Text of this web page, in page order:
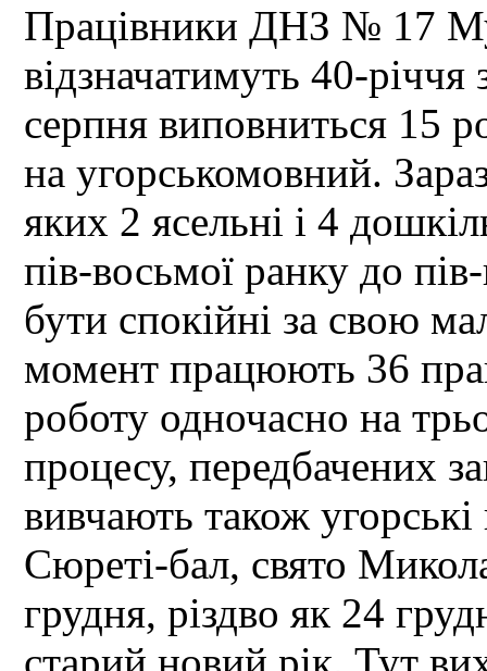
Працівники ДНЗ № 17
відзначатимуть 40-
серпня виповниться 15
на угорськомовний.
яких 2 ясельні і 4
пів-восьмої ранку до
бути спокійні за свою
момент працюють 36
роботу одночасно на
процесу, передбачених
вивчають також угорські
Сюреті-бал, свято
грудня, різдво як 24
старий новий рік. Тут